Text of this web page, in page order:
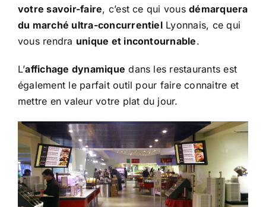
votre savoir-faire, c’est ce qui vousdémarquera
du marché ultra-concurrentielLyonnais, ce qui
vous rendra unique et incontournable.
L’affichage dynamique dans les restaurants est
également le parfait outil pour faire connaitre et
mettre en valeur votre plat du jour.